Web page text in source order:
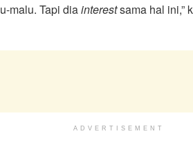
malu. Tapi diainterestsama hal ini,”
ADVERTISEMENT